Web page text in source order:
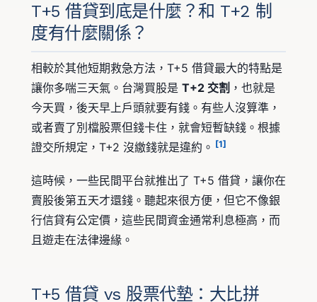
T+5 借貸到底是什麼？和 T+2 制
度有什麼關係？
相較於其他短期救急方法，T+5 借貸最大的特點是
讓你多喘三天氣。台灣買股是 T+2 交割 ，也就是
今天買，後天早上戶頭就要有錢。有些人沒算準，
或者賣了別檔股票但錢卡住，就會短暫缺錢。根據
證交所規定，T+2 沒繳錢就是違約。 [1]
這時候，一些民間平台就推出了 T+5 借貸，讓你在
賣股後第五天才還錢。聽起來很方便，但它不像銀
行信貸有公定價，這些民間資金通常利息極高，而
且遊走在法律邊緣。
T+5 借貸 vs 股票代墊：大比拼